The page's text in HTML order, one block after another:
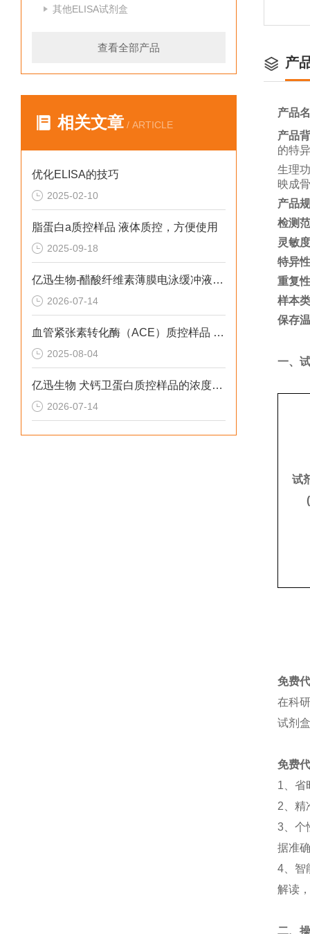
其他ELISA试剂盒
查看全部产品
相关文章 / ARTICLE
优化ELISA的技巧
2025-02-10
脂蛋白а质控样品 液体质控，方便使用
2025-09-18
亿迅生物-醋酸纤维素薄膜电泳缓冲液有什么特点呢？
2026-07-14
血管紧张素转化酶（ACE）质控样品 质控范围
2025-08-04
亿迅生物 犬钙卫蛋白质控样品的浓度是多少呢？
2026-07-14
产
产品
产品
的特
生理
映成
产品
检测
灵敏
特异
重复
样本
保存
一、
试
免费
在科
试剂
免费
1
省
2
精
3 、个
据准
4
智
解读
二、